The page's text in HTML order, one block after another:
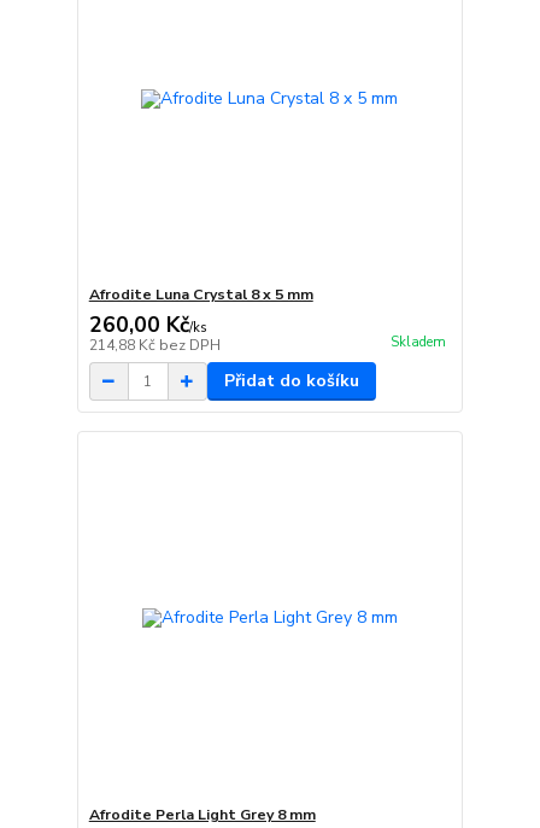
Afrodite Luna Crystal 8 x 5 mm
260,00 Kč/ks
214,88 Kč bez DPH Skladem
Přidat do košíku
Afrodite Perla Light Grey 8 mm